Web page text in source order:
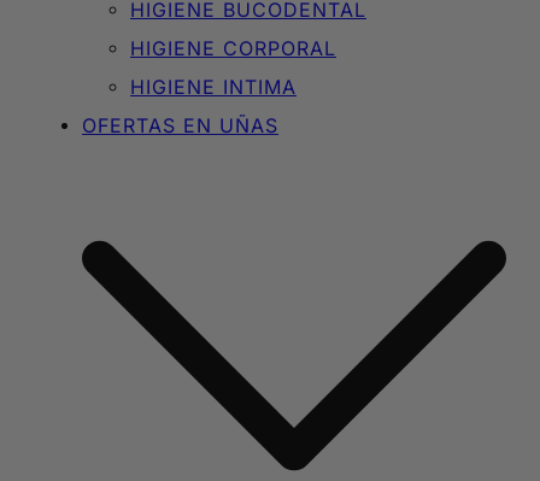
HIGIENE BUCODENTAL
HIGIENE CORPORAL
HIGIENE INTIMA
OFERTAS EN UÑAS